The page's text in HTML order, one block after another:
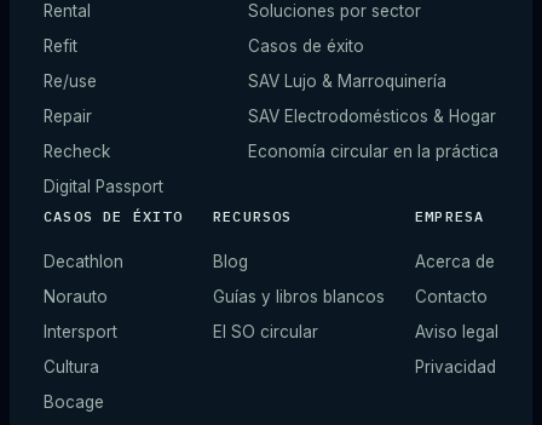
Rental
Refit
Re/use
Repair
Recheck
Digital Passport
Soluciones por sector
Casos de éxito
SAV Lujo & Marroquinería
SAV Electrodomésticos & Hogar
Economía circular en la práctica
CASOS DE ÉXITO
Decathlon
Norauto
Intersport
Cultura
Bocage
RECURSOS
Blog
Guías y libros blancos
El SO circular
EMPRESA
Acerca de
Contacto
Aviso legal
Privacidad